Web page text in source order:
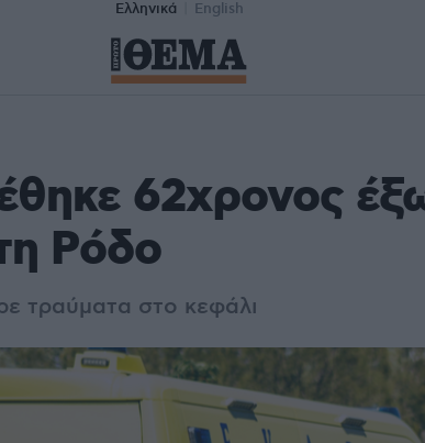
Ελληνικά English
62χρονος
Ρόδο
τραύματα στο κεφάλι